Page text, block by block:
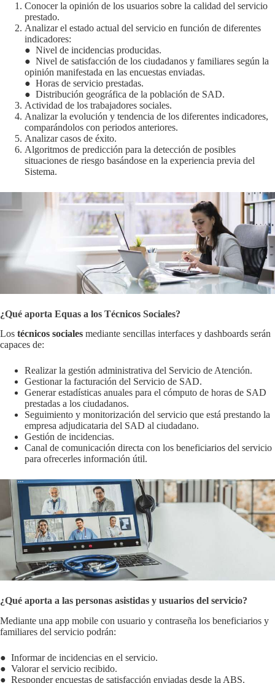
Conocer la opinión de los usuarios sobre la calidad del servicio
prestado.
Analizar el estado actual del servicio en función de diferentes
indicadores:
● Nivel de incidencias producidas.
● Nivel de satisfacción de los ciudadanos y familiares según la
opinión manifestada en las encuestas enviadas.
● Horas de servicio prestadas.
● Distribución geográfica de la población de SAD.
Actividad de los trabajadores sociales.
Analizar la evolución y tendencia de los diferentes indicadores,
comparándolos con periodos anteriores.
Analizar casos de éxito.
Algoritmos de predicción para la detección de posibles
situaciones de riesgo basándose en la experiencia previa del
Sistema.
¿Qué aporta Equas a los Técnicos Sociales?
Los técnicos sociales mediante sencillas interfaces y dashboards serán
capaces de:
Realizar la gestión administrativa del Servicio de Atención.
Gestionar la facturación del Servicio de SAD.
Generar estadísticas anuales para el cómputo de horas de SAD
prestadas a los ciudadanos.
Seguimiento y monitorización del servicio que está prestando la
empresa adjudicataria del SAD al ciudadano.
Gestión de incidencias.
Canal de comunicación directa con los beneficiarios del servicio
para ofrecerles información útil.
¿Qué aporta a las personas asistidas y usuarios del servicio?
Mediante una app mobile con usuario y contraseña los beneficiarios y
familiares del servicio podrán:
● Informar de incidencias en el servicio.
● Valorar el servicio recibido.
● Responder encuestas de satisfacción enviadas desde la ABS.